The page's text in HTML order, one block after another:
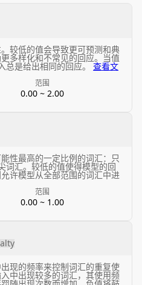
较低的值会导致更可预测和典
多样化和不常见的回应。当值
总是给出相同的回应。 查看文
范围
0.00 ~ 2.00
性最高的一定比例的词汇：只
词汇。较低的值使得模型的回
许模型从全部范围的词汇中进
范围
0.00 ~ 1.00
现的频率来控制词汇的重复使
中出现较多的词汇，其使用频